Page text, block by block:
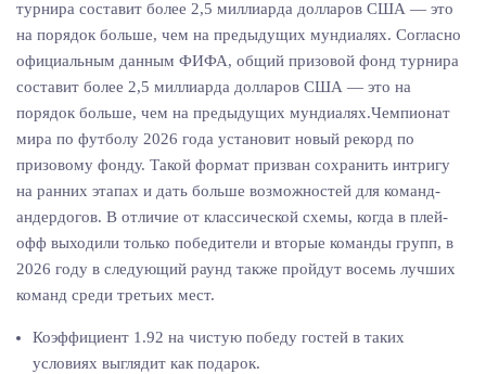
турнира составит более 2,5 миллиарда долларов США — это
на порядок больше, чем на предыдущих мундиалях. Согласно
официальным данным ФИФА, общий призовой фонд турнира
составит более 2,5 миллиарда долларов США — это на
порядок больше, чем на предыдущих мундиалях.Чемпионат
мира по футболу 2026 года установит новый рекорд по
призовому фонду. Такой формат призван сохранить интригу
на ранних этапах и дать больше возможностей для команд-
андердогов. В отличие от классической схемы, когда в плей-
офф выходили только победители и вторые команды групп, в
2026 году в следующий раунд также пройдут восемь лучших
команд среди третьих мест.
Коэффициент 1.92 на чистую победу гостей в таких
условиях выглядит как подарок.